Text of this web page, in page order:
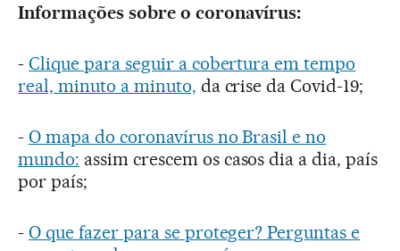
Informações sobre o coronavírus:
- Clique para seguir a cobertura em tempo
real, minuto a minuto, da crise da Covid-19;
- O mapa do coronavírus no Brasil e no
mundo: assim crescem os casos dia a dia, país
por país;
- O que fazer para se proteger? Perguntas e